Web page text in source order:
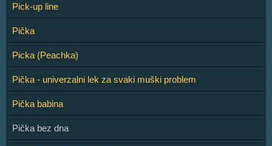
Pick-up line
Pička
Picka (Peachka)
Pička - univerzalni lek za svaki muški problem
Pička babina
Pička bez dna